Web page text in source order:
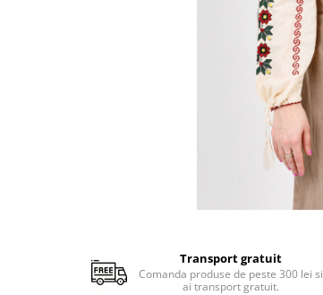
Transport gratuit
Comanda produse de peste 300 lei si
ai transport gratuit.